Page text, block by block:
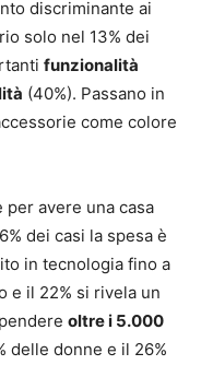
discriminante ai
solo nel 13% dei
funzionalità
(40%). Passano in
come colore
avere una casa
dei casi la spesa è
in tecnologia fino a
e il 22% si rivela un
oltre i 5.000
delle donne e il 26%